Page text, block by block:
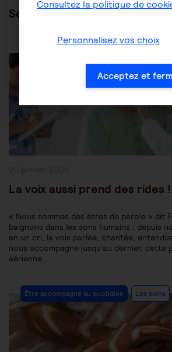
Ses articles
Autres
La voix aussi prend des rides !
« Nous sommes des êtres de parole » dit
baignons dans les sons humains ; depuis
en un cri, la voix parlée, chantée,
nous accompagne jusqu’au dernier, cette
aérienne…
Post
Category:
Être accompagné au quotidien Les soins
Consultez la politique de
Personnalisez vos choix
Acceptez et